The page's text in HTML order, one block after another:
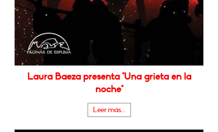
Laura Baeza presenta "Una grieta en la
noche"
Leer más...